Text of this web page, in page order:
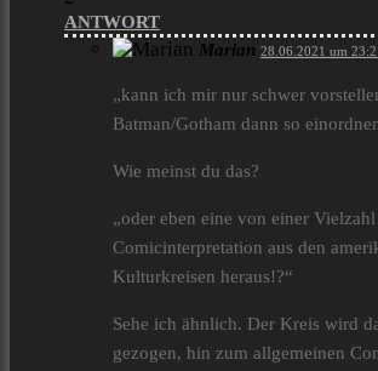
ANTWORT
Marian 28.06.2021 um
„kann ich mir nur schwer
Batman/Gotham dann so
Wie meinst du das?
„oder eben eine von einer
Comicinterpretation aus den
Kulturkreisen heraus!?“
Sehe ich ähnlich. Der Kreis wird
gezogen, hin zum allgemeinen